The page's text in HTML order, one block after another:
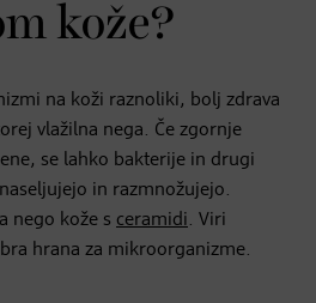
kože?
na koži raznoliki, bolj zdrava
vlažilna nega. Če zgornje
se lahko bakterije in drugi
in razmnožujejo.
nego kože s ceramidi. Viri
hrana za mikroorganizme.